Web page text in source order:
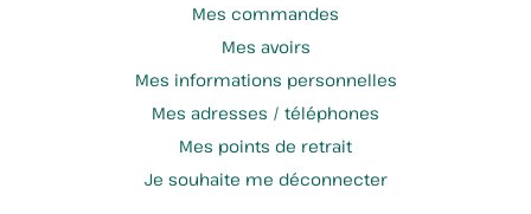
Mes commandes
Mes avoirs
Mes informations personnelles
Mes adresses / téléphones
Mes points de retrait
Je souhaite me déconnecter